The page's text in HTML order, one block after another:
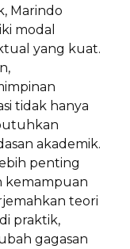
Marindo
modal
yang kuat.
tidak hanya
akademik.
penting
kemampuan
teori
praktik,
gagasan